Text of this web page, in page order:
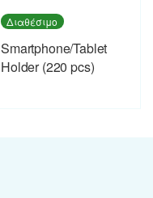
Διαθέσιμο
Smartphone/Tablet
Holder (220 pcs)